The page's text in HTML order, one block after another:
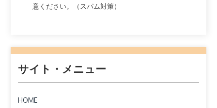
意ください。（スパム対策）
サイト・メニュー
HOME